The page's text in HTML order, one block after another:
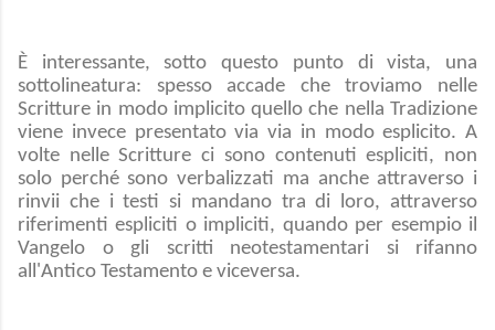
È interessante, sotto questo punto di vista, una
sottolineatura: spesso accade che troviamo nelle
Scritture in modo implicito quello che nella Tradizione
viene invece presentato via via in modo esplicito. A
volte nelle Scritture ci sono contenuti espliciti, non
solo perché sono verbalizzati ma anche attraverso i
rinvii che i testi si mandano tra di loro, attraverso
riferimenti espliciti o impliciti, quando per esempio il
Vangelo o gli scritti neotestamentari si rifanno
all'Antico Testamento e viceversa.